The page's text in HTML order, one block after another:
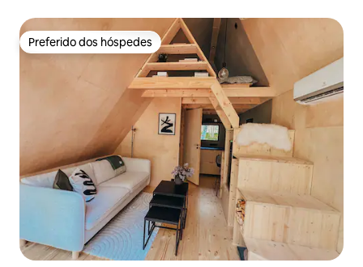
Preferido dos hóspedes
Preferido dos hóspedes